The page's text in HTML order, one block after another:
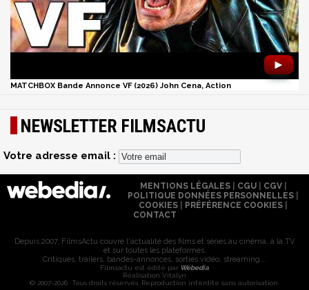
►
MATCHBOX Bande Annonce VF (2026) John Cena, Action
NEWSLETTER FILMSACTU
Votre adresse email :
MENTIONS LÉGALES| CGU| CGV|
POLITIQUE DONNÉES PERSONNELLES
COOKIES
PRÉFÉRENCE COOKIES
CONTACT
Depuis 2007, FilmsActu couvre l'actualité des films et séries au cinéma, à la TV
et sur toutes les plateformes.
Critiques, trailers, bandes-annonces, sorties vidéo, streaming...
Filmsactu est édité par Webedia
Réalisation Vitalyn
© 2007-2026 Tous droits réservés. Reproduction interdite sans autorisation.